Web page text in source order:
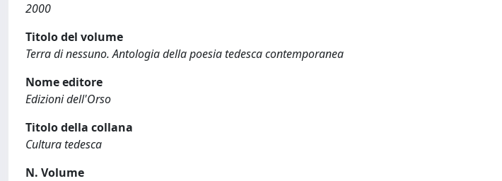
2000
Titolo del volume
Terra di nessuno. Antologia della poesia tedesca contemporanea
Nome editore
Edizioni dell'Orso
Titolo della collana
Cultura tedesca
N. Volume